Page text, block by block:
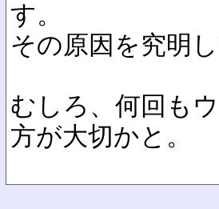
す。
その原因を究明
むしろ、何回も
方が大切かと。